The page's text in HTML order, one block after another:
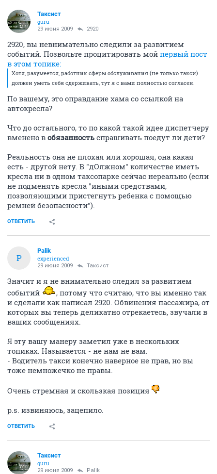
Таксист
guru
29 июня 2009 2920
2920, вы невнимательно следили за развитием
событий. Позвольте процитировать мой первый пост
в этом топике:
Хотя, разумеется, работник сферы обслуживания (не только такси)
должен уметь себя сдерживать, тут я с вами полностью согласен.
По вашему, это оправдание хама со ссылкой на
автокресла?
Что до остального, то по какой такой идее диспетчеру
вменено в обязанность спрашивать поедут ли дети?
Реальность она не плохая или хорошая, она какая
есть - другой нету. В "дОлжном" количестве иметь
кресла ни в одном таксопарке сейчас нереально (если
не подменять кресла "иными средствами,
позволяющими пристегнуть ребенка с помощью
ремней безопасности").
ОТВЕТИТЬ
P
Palik
experienced
29 июня 2009 Таксист
Значит и я не внимательно следил за развитием
событий
, потому что считаю, что вы именно так
и сделали как написал 2920. Обвинения пассажира, от
которых вы теперь деликатно отрекаетесь, звучали в
ваших сообщениях.
Я эту вашу манеру заметил уже в нескольких
топиках. Называется - не нам не вам.
- Водитель такси конечно наверное не прав, но вы
тоже немножечко не правы.
Очень стремная и скользкая позиция
p.s. извиняюсь, зацепило.
ОТВЕТИТЬ
Таксист
guru
29 июня 2009 Palik